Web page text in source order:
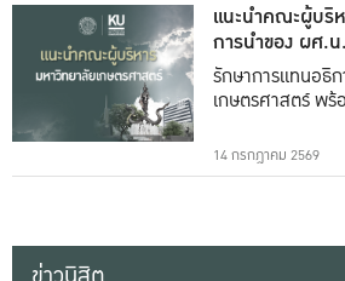
แนะนำคณะผู้บริ
การนำของ ผศ.
ธรรม
รักษาการแทนอธิ
เกษตรศาสตร์ พร้
14 กรกฎาคม 2569